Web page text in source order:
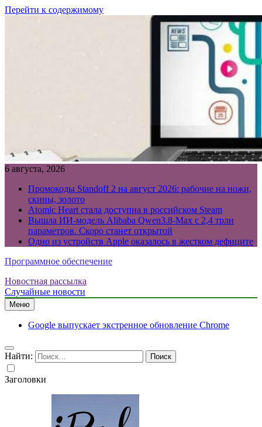
Перейти к содержимому
6 августа, 2026
Промокоды Standoff 2 на август 2026: рабочие на ножи,
скины, золото
Atomic Heart стала доступна в российском Steam
Вышла ИИ-модель Alibaba Qwen3.8-Max с 2,4 трлн
параметров. Скоро станет открытой
Одно из устройств Apple оказалось в жестком дефиците
Программное обеспечение
Новостная рассылка
Случайные новости
Меню
Google выпускает экстренное обновление Chrome
Найти:
Заголовки